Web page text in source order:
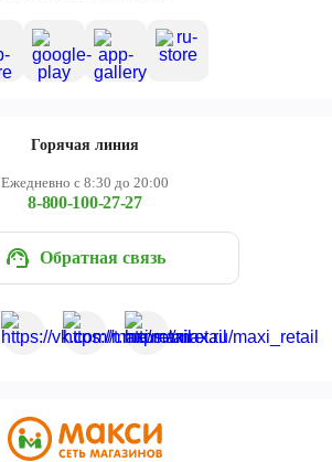
Горячая линия
Ежедневно с 8:30 до 20:00
8-800-100-27-27
Обратная связь